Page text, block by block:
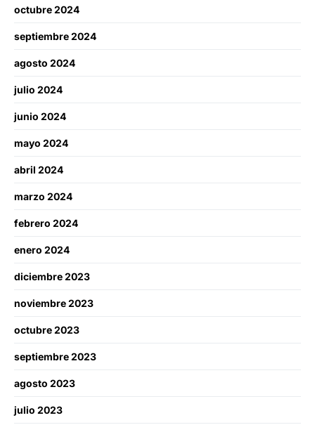
octubre 2024
septiembre 2024
agosto 2024
julio 2024
junio 2024
mayo 2024
abril 2024
marzo 2024
febrero 2024
enero 2024
diciembre 2023
noviembre 2023
octubre 2023
septiembre 2023
agosto 2023
julio 2023